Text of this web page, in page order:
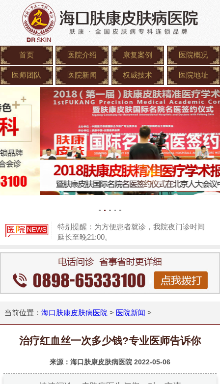
首页 医院介绍 康复案例 医院概况
医师团队 医院新闻 权威技术 医院地址
特别提醒：为方便患者就诊，我院夜门诊时间
延长至晚21:00。
当前位置： 海口肤康皮肤病医院 > 医院新闻 >
治疗红血丝一次多少钱?专业医师告诉你
来源：海口肤康皮肤病医院 2022-05-06